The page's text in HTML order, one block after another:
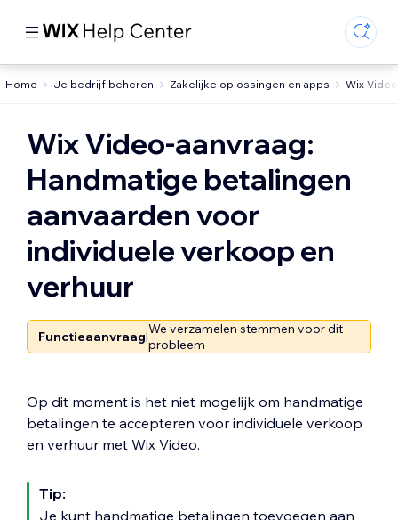
Home Je bedrijf beheren Zakelijke oplossingen en apps Wix Video
Wix Video-aanvraag:
Handmatige betalingen
aanvaarden voor
individuele verkoop en
verhuur
Functieaanvraag|We verzamelen stemmen voor dit
probleem
Op dit moment is het niet mogelijk om handmatige
betalingen te accepteren voor individuele verkoop
en verhuur met Wix Video.
Tip:
Je kunt handmatige betalingen toevoegen aan